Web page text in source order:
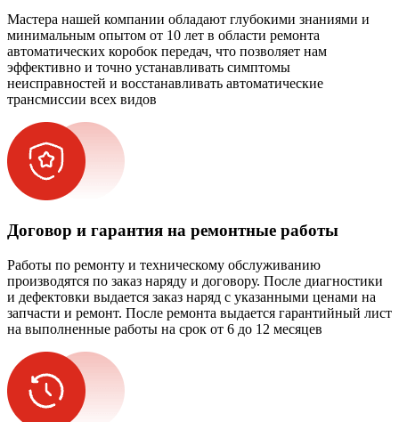
Мастера нашей компании обладают глубокими знаниями и
минимальным опытом от 10 лет в области ремонта
автоматических коробок передач, что позволяет нам
эффективно и точно устанавливать симптомы
неисправностей и восстанавливать автоматические
трансмиссии всех видов
Договор и гарантия на ремонтные работы
Работы по ремонту и техническому обслуживанию
производятся по заказ наряду и договору. После диагностики
и дефектовки выдается заказ наряд с указанными ценами на
запчасти и ремонт. После ремонта выдается гарантийный лист
на выполненные работы на срок от 6 до 12 месяцев